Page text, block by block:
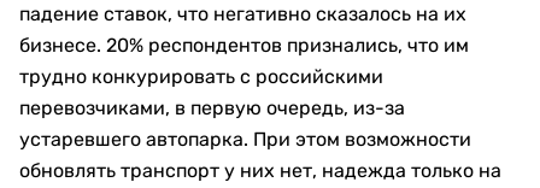
падение ставок, что негативно сказалось на их
бизнесе. 20% респондентов признались, что им
трудно конкурировать с российскими
перевозчиками, в первую очередь, из-за
устаревшего автопарка. При этом возможности
обновлять транспорт у них нет, надежда только на